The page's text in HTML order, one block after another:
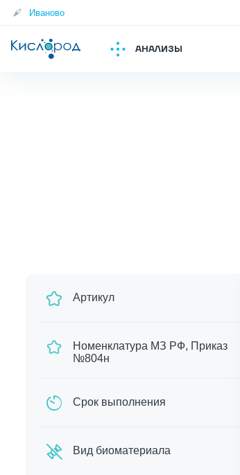
Иваново
АНАЛИЗЫ
Артикул
Номенклатура МЗ РФ, Приказ
№804н
Срок выполнения
Вид биоматериала